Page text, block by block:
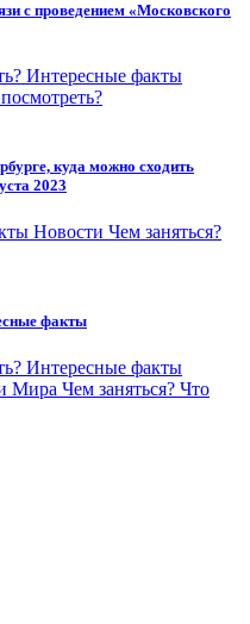
с проведением «Московского
Интересные факты
куда можно сходить
2023
Новости Чем заняться?
факты
Интересные факты
Мира Чем заняться? Что